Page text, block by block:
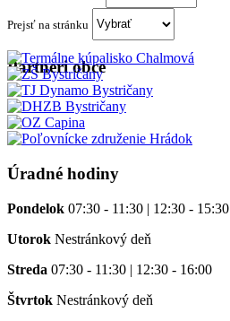
Prejsť na stránku
Partneri obce
Úradné hodiny
Pondelok 07:30 - 11:30 | 12:30 - 15:30
Utorok Nestránkový deň
Streda 07:30 - 11:30 | 12:30 - 16:00
Štvrtok Nestránkový deň